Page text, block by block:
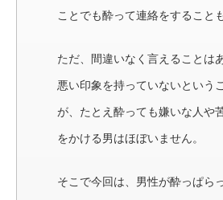
ことでも酔って連絡をすること
ただ、間違いなく言えることは
悪い印象を持っていないという
が、たとえ酔っても嫌いな人や
をかける男はほぼいません。
そこで今回は、男性が酔っぱら